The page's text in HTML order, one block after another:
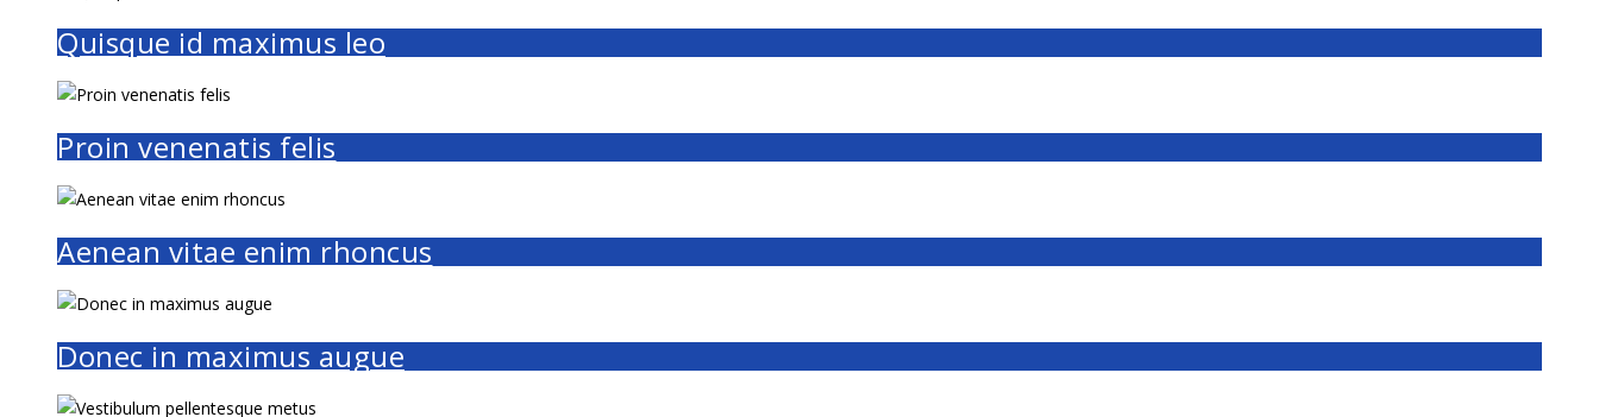
Quisque id maximus leo
Proin venenatis felis
Aenean vitae enim rhoncus
Donec in maximus augue